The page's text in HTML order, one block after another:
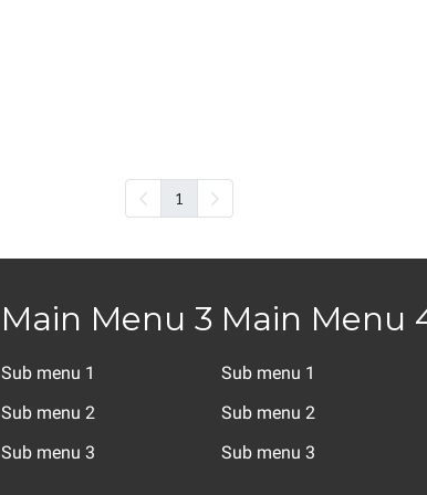
1
Main Menu 3
Sub menu 1
Sub menu 2
Sub menu 3
Main Menu
Sub menu 1
Sub menu 2
Sub menu 3